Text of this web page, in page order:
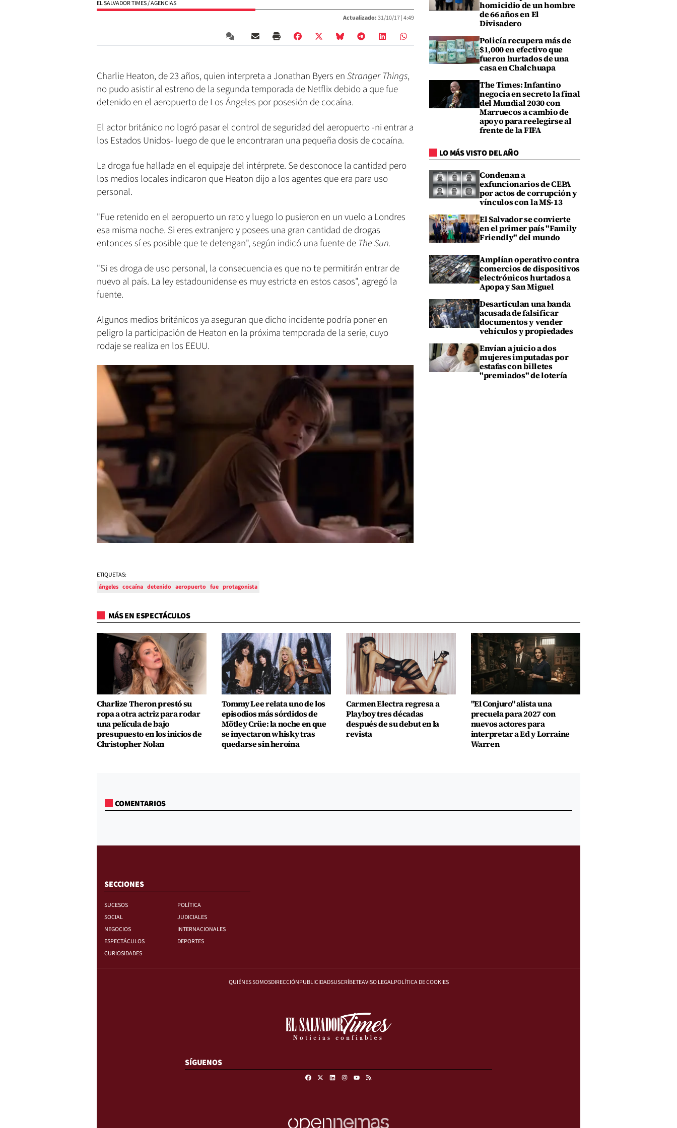
EL SALVADOR TIMES / AGENCIAS
Actualizado:31/10/17 |4:49
Charlie Heaton, de 23 años, quien interpreta a Jonathan Byers enStranger Things,
no pudo asistir al estreno de la segunda temporada de Netflix debido a que fue
detenido en el aeropuerto de Los Ángeles por posesión de cocaína.
El actor británico no logró pasar el control de seguridad del aeropuerto -ni entrar a
los Estados Unidos- luego de que le encontraran una pequeña dosis de cocaína.
La droga fue hallada en el equipaje del intérprete. Se desconoce la cantidad pero
los medios locales indicaron que Heaton dijo a los agentes que era para uso
personal.
"Fue retenido en el aeropuerto un rato y luego lo pusieron en un vuelo a Londres
esa misma noche. Si eres extranjero y posees una gran cantidad de drogas
entonces sí es posible que te detengan", según indicó una fuente de The Sun.
"Si es droga de uso personal, la consecuencia es que no te permitirán entrar de
nuevo al país. La ley estadounidense es muy estricta en estos casos", agregó la
fuente.
Algunos medios británicos ya aseguran que dicho incidente podría poner en
peligro la participación de Heaton en la próxima temporada de la serie, cuyo
rodaje se realiza en los EEUU.
ETIQUETAS:
ángeles cocaína detenido aeropuerto fue protagonista
homicidio de un hombre
de 66 años en El
Divisadero
Policía recupera más de
$1,000 en efectivo que
fueron hurtados de una
casa en Chalchuapa
The Times: Infantino
negocia en secreto la final
del Mundial 2030 con
Marruecos a cambio de
apoyo para reelegirse al
frente de la FIFA
LO MÁS VISTO DEL AÑO
Condenan a
exfuncionarios de CEPA
por actos de corrupción y
vínculos con la MS-13
El Salvador se convierte
en el primer país "Family
Friendly" del mundo
Amplían operativo contra
comercios de dispositivos
electrónicos hurtados a
Apopa y San Miguel
Desarticulan una banda
acusada de falsificar
documentos y vender
vehículos y propiedades
Envían a juicio a dos
mujeres imputadas por
estafas con billetes
"premiados" de lotería
MÁS EN ESPECTÁCULOS
Charlize Theron prestó su
ropa a otra actriz para rodar
una película de bajo
presupuesto en los inicios de
Christopher Nolan
Tommy Lee relata uno de los
episodios más sórdidos de
Mötley Crüe: la noche en que
se inyectaron whisky tras
quedarse sin heroína
Carmen Electra regresa a
Playboy tres décadas
después de su debut en la
revista
"El Conjuro" alista una
precuela para 2027 con
nuevos actores para
interpretar a Ed y Lorraine
Warren
COMENTARIOS
SECCIONES
SUCESOS
POLÍTICA
SOCIAL
JUDICIALES
NEGOCIOS
INTERNACIONALES
ESPECTÁCULOS
DEPORTES
CURIOSIDADES
QUIÉNES SOMOSDIRECCIÓNPUBLICIDADSUSCRÍBETEAVISO LEGALPOLÍTICA DE COOKIES
SÍGUENOS
FacebookLinkedinInstagram